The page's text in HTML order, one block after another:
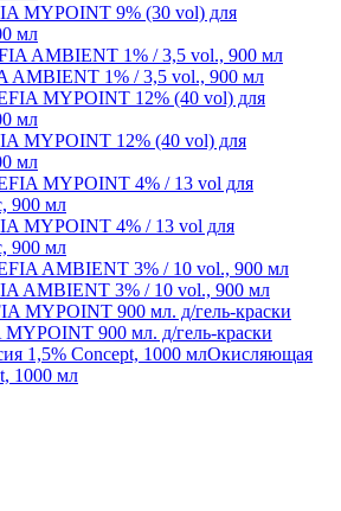
MYPOINT 9% (30 vol) для
мл
AMBIENT 1% / 3,5 vol., 900 мл
MYPOINT 12% (40 vol) для
мл
MYPOINT 4% / 13 vol для
900 мл
AMBIENT 3% / 10 vol., 900 мл
MYPOINT 900 мл. д/гель-краски
Окисляющая
1000 мл